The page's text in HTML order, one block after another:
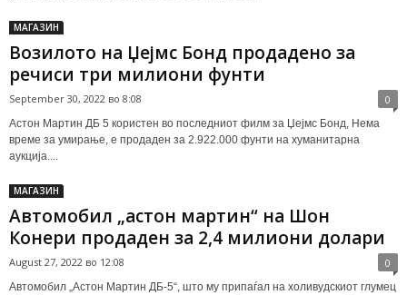
МАГАЗИН
Возилото на Џејмс Бонд продадено за
речиси три милиони фунти
September 30, 2022 во 8:08 0
Астон Мартин ДБ 5 користен во последниот филм за Џејмс Бонд, Нема
време за умирање, е продаден за 2.922.000 фунти на хуманитарна
аукција....
МАГАЗИН
Автомобил „астон мартин“ на Шон
Конери продаден за 2,4 милиони долари
August 27, 2022 во 12:08 0
Автомобил „Астон Мартин ДБ-5“, што му припаѓал на холивудскиот глумец